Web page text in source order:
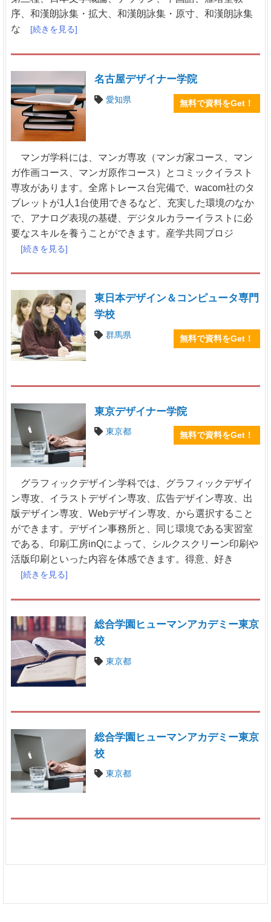
序、和漢朗詠集・拡大、和漢朗詠集・原寸、和漢朗詠集
な
[続きを見る]
名古屋デザイナー学院
愛知県 無料で資料をGet！
マンガ学科には、マンガ専攻（マンガ家コース、マン
ガ作画コース、マンガ原作コース）とコミックイラスト
専攻があります。全席トレース台完備で、wacom社のタ
ブレットが1人1台使用できるなど、充実した環境のなか
で、アナログ表現の基礎、デジタルカラーイラストに必
要なスキルを養うことができます。産学共同プロジ
[続きを見る]
東日本デザイン＆コンピュータ専門
学校
群馬県 無料で資料をGet！
東京デザイナー学院
東京都 無料で資料をGet！
グラフィックデザイン学科では、グラフィックデザイ
ン専攻、イラストデザイン専攻、広告デザイン専攻、出
版デザイン専攻、Webデザイン専攻、から選択すること
ができます。デザイン事務所と、同じ環境である実習室
である、印刷工房inQによって、シルクスクリーン印刷や
活版印刷といった内容を体感できます。得意、好き
[続きを見る]
総合学園ヒューマンアカデミー東京
校
東京都
総合学園ヒューマンアカデミー東京
校
東京都